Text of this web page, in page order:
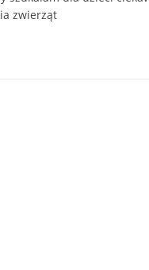
zwierząt